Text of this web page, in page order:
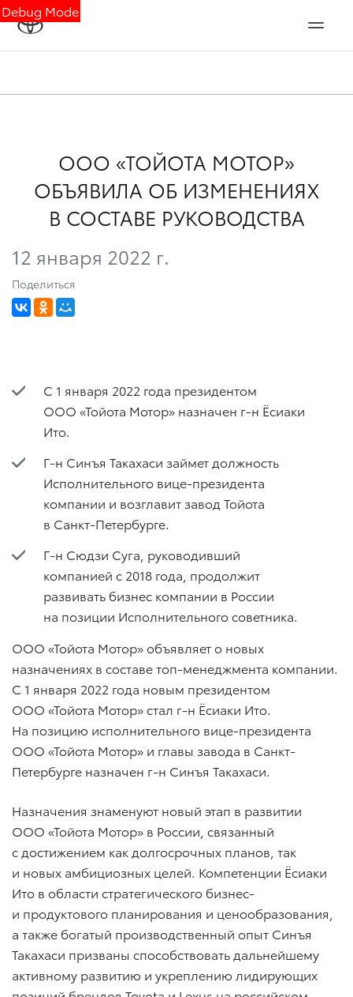
Debug Mode
ООО «ТОЙОТА МОТОР»
ОБЪЯВИЛА ОБ ИЗМЕНЕНИЯХ
В СОСТАВЕ РУКОВОДСТВА
12 января 2022 г.
Поделиться
С 1 января 2022 года президентом
ООО «Тойота Мотор» назначен г-н Ёсиаки
Ито.
Г-н Синъя Такахаси займет должность
Исполнительного вице-президента
компании и возглавит завод Тойота
в Санкт-Петербурге.
Г-н Сюдзи Суга, руководивший
компанией с 2018 года, продолжит
развивать бизнес компании в России
на позиции Исполнительного советника.
ООО «Тойота Мотор» объявляет о новых
назначениях в составе топ-менеджмента компании.
C 1 января 2022 года новым президентом
ООО «Тойота Мотор» стал г-н Ёсиаки Ито.
На позицию исполнительного вице-президента
ООО «Тойота Мотор» и главы завода в Санкт-
Петербурге назначен г-н Синъя Такахаси.
Назначения знаменуют новый этап в развитии
ООО «Тойота Мотор» в России, связанный
с достижением как долгосрочных планов, так
и новых амбициозных целей. Компетенции Ёсиаки
Ито в области стратегического бизнес-
и продуктового планирования и ценообразования,
а также богатый производственный опыт Синъя
Такахаси призваны способствовать дальнейшему
активному развитию и укреплению лидирующих